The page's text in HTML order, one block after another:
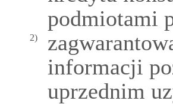
podmiotami
2)
informacji
uprzednim